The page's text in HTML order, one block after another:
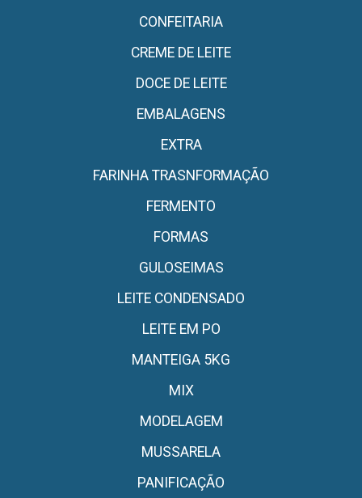
CONFEITARIA
CREME DE LEITE
DOCE DE LEITE
EMBALAGENS
EXTRA
FARINHA TRASNFORMAÇÃO
FERMENTO
FORMAS
GULOSEIMAS
LEITE CONDENSADO
LEITE EM PO
MANTEIGA 5KG
MIX
MODELAGEM
MUSSARELA
PANIFICAÇÃO